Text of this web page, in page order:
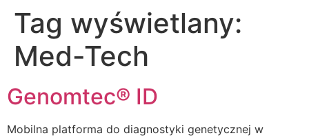
Tag wyświetlany:
Med-Tech
Genomtec® ID
Mobilna platforma do diagnostyki genetycznej w